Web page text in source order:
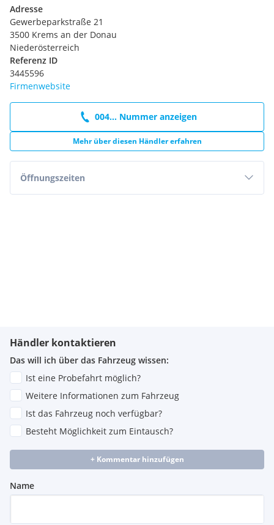
Adresse
Gewerbeparkstraße 21
3500 Krems an der Donau
Niederösterreich
Referenz ID
3445596
Firmenwebsite
004... Nummer anzeigen
Mehr über diesen Händler erfahren
Öffnungszeiten
Händler kontaktieren
Das will ich über das Fahrzeug wissen:
Ist eine Probefahrt möglich?
Weitere Informationen zum Fahrzeug
Ist das Fahrzeug noch verfügbar?
Besteht Möglichkeit zum Eintausch?
+ Kommentar hinzufügen
Name